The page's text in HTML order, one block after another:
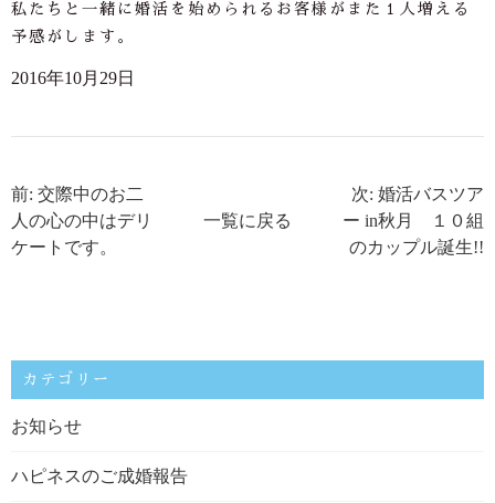
私たちと一緒に婚活を始められるお客様がまた１人増える
予感がします。
2016年10月29日
前: 交際中のお二
人の心の中はデリ
ケートです。
一覧に戻る
次: 婚活バスツア
ー in秋月 １０組
のカップル誕生!!
カテゴリー
お知らせ
ハピネスのご成婚報告